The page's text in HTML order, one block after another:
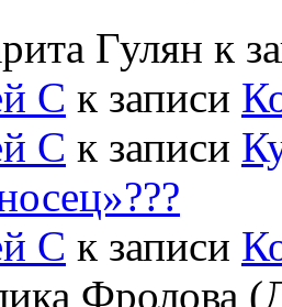
Гулян к
С к записи
С к записи
С к записи
Фролова